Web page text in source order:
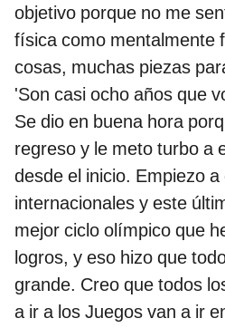
objetivo porque no me
física como mentalmente
cosas, muchas piezas
'Son casi ocho años que
Se dio en buena hora
regreso y le meto turbo a
desde el inicio. Empiezo
internacionales y este
mejor ciclo olímpico que
logros, y eso hizo que
grande. Creo que todos
a ir a los Juegos van a ir